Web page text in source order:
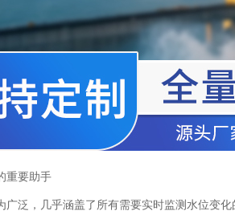
重要助手
广泛，几乎涵盖了所有需要实时监测水位变化